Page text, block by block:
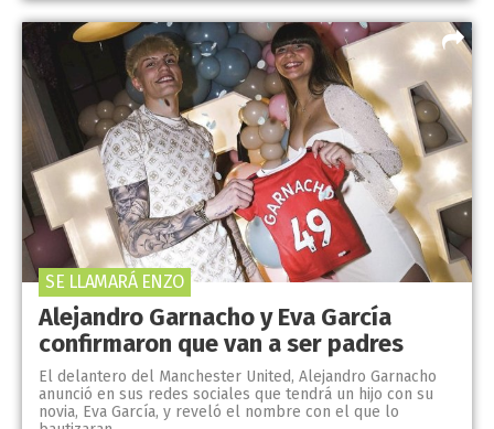
Alejandro Garnacho y Eva García
confirmaron que van a ser padres
El delantero del Manchester United, Alejandro Garnacho
anunció en sus redes sociales que tendrá un hijo con su
novia, Eva García, y reveló el nombre con el que lo
SE LLAMARÁ ENZO